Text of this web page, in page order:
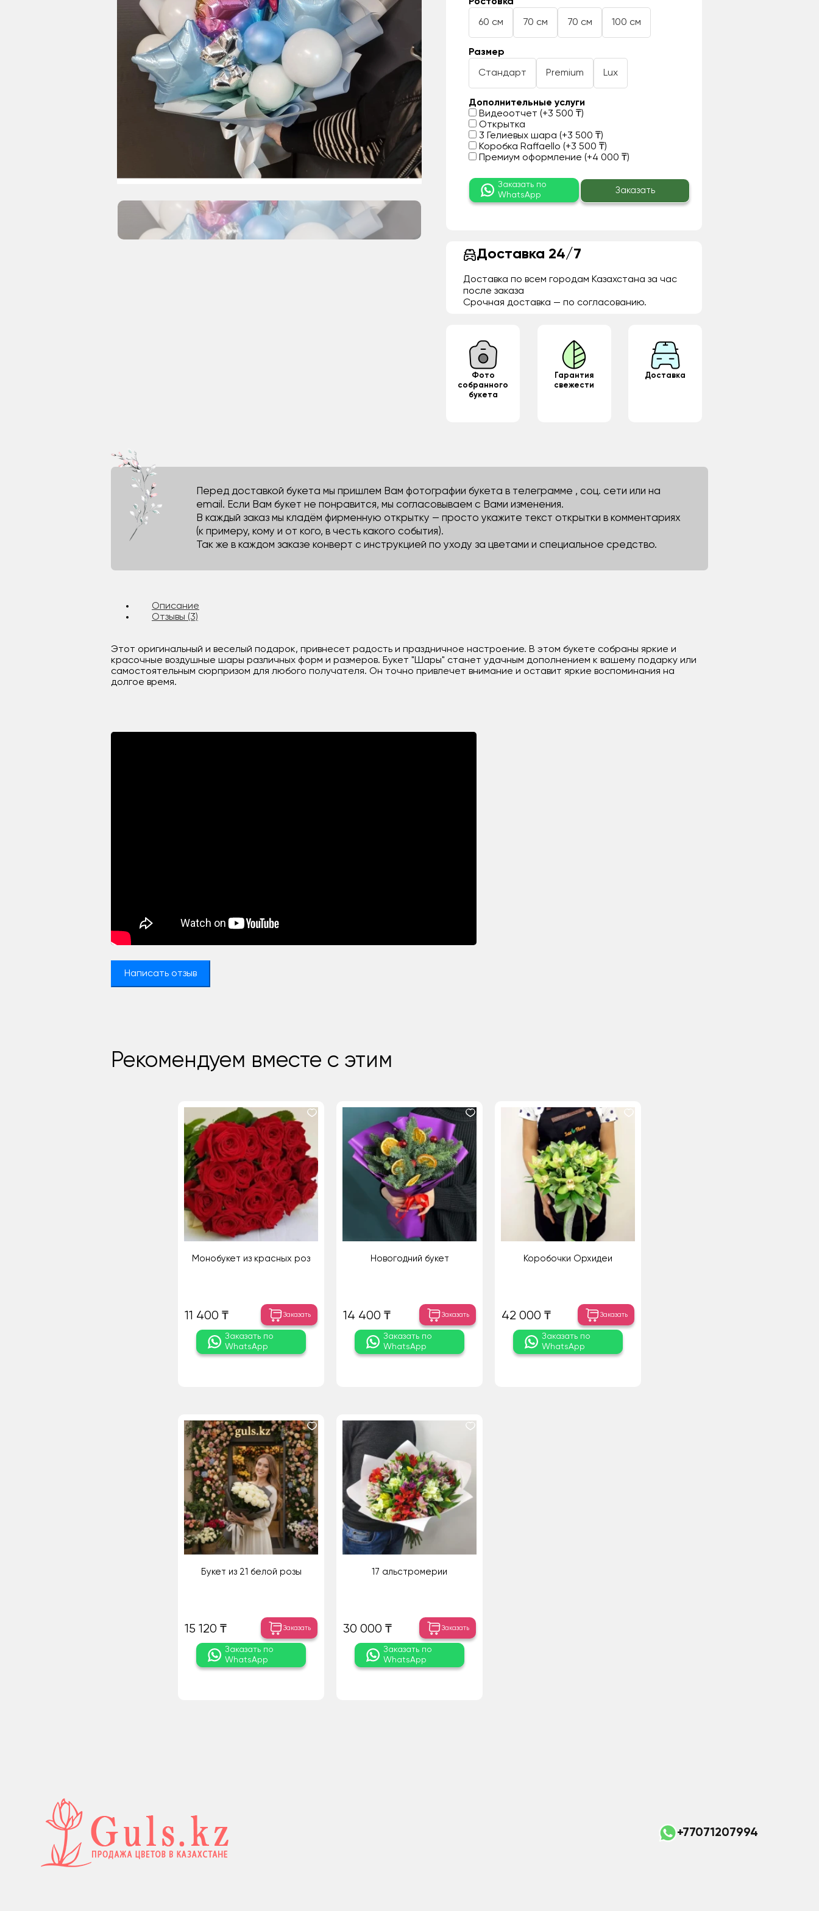
60 см 70 см 70 см 100 см
Размер
Стандарт Premium Lux
Дополнительные услуги
Видеоотчет (+3 500 ₸)
Открытка
3 Гелиевых шара (+3 500 ₸)
Коробка Raffaello (+3 500 ₸)
Премиум оформление (+4 000 ₸)
Заказать по
WhatsApp
Заказать
Доставка 24/7
Доставка по всем городам Казахстана за час
после заказа
Срочная доставка — по согласованию.
Фото
собранного
букета
Гарантия
свежести
Доставка
Перед доставкой букета мы пришлем Вам фотографии букета в телеграмме , соц. сети или на
email. Если Вам букет не понравится, мы согласовываем с Вами изменения.
В каждый заказ мы кладём фирменную открытку — просто укажите текст открытки в комментариях
(к примеру, кому и от кого, в честь какого события).
Так же в каждом заказе конверт с инструкцией по уходу за цветами и специальное средство.
Описание
Отзывы (3)
Этот оригинальный и веселый подарок, привнесет радость и праздничное настроение. В этом букете собраны яркие и
красочные воздушные шары различных форм и размеров. Букет "Шары" станет удачным дополнением к вашему подарку или
самостоятельным сюрпризом для любого получателя. Он точно привлечет внимание и оставит яркие воспоминания на
долгое время.
Написать отзыв
Рекомендуем вместе с этим
Монобукет из красных роз
11 400 ₸ Заказать
Заказать по
WhatsApp
Новогодний букет
14 400 ₸ Заказать
Заказать по
WhatsApp
Коробочки Орхидеи
42 000 ₸ Заказать
Заказать по
WhatsApp
Букет из 21 белой розы
15 120 ₸ Заказать
Заказать по
WhatsApp
17 альстромерии
30 000 ₸ Заказать
Заказать по
WhatsApp
+77071207994